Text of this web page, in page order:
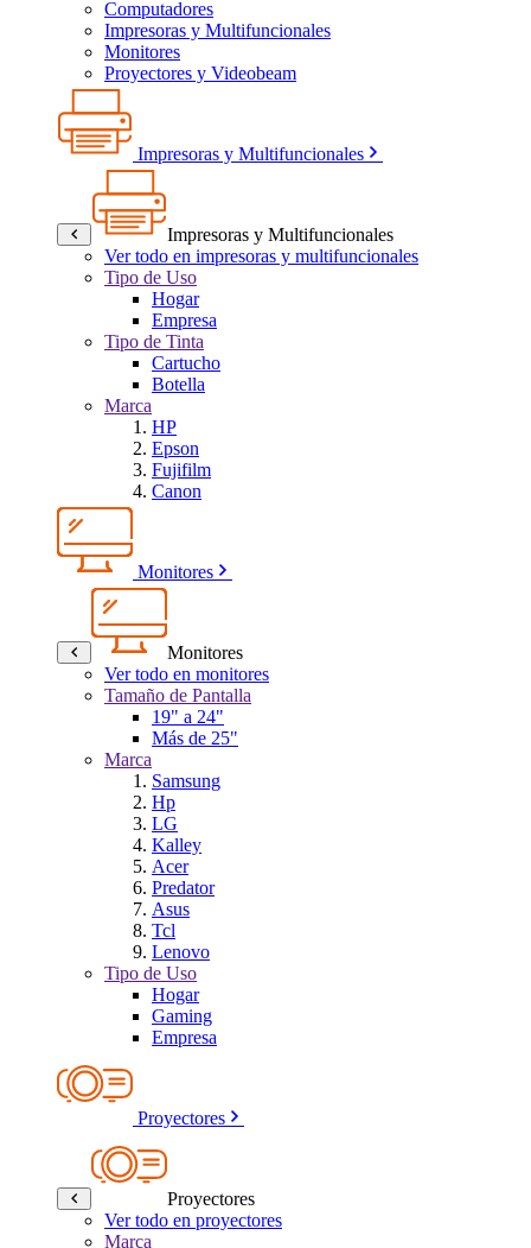
Computadores
Impresoras y Multifuncionales
Monitores
Proyectores y Videobeam
Impresoras y Multifuncionales
Impresoras y Multifuncionales
Ver todo en impresoras y multifuncionales
Tipo de Uso
Hogar
Empresa
Tipo de Tinta
Cartucho
Botella
Marca
HP
Epson
Fujifilm
Canon
Monitores
Monitores
Ver todo en monitores
Tamaño de Pantalla
19" a 24"
Más de 25"
Marca
Samsung
Hp
LG
Kalley
Acer
Predator
Asus
Tcl
Lenovo
Tipo de Uso
Hogar
Gaming
Empresa
Proyectores
Proyectores
Ver todo en proyectores
Marca